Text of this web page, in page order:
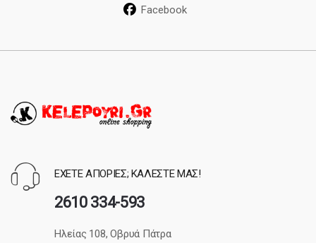
Facebook
ΕΧΕΤΕ ΑΠΟΡΙΕΣ; ΚΑΛΕΣΤΕ ΜΑΣ!
2610 334-593
Ηλείας 108, Οβρυά Πάτρα